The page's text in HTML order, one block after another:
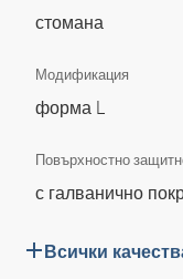
стомана
Модификация
форма L
Повърхностно
с галванично
Всички